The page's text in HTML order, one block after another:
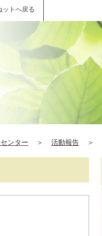
トへ戻る
ンター ＞ 活動報告 ＞